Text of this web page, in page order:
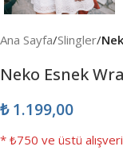
Ana Sayfa Slingler
Neko Esnek
₺1.199,00
* ₺750 ve üstü